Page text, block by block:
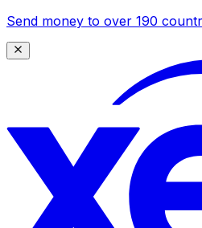
Send money to over 190